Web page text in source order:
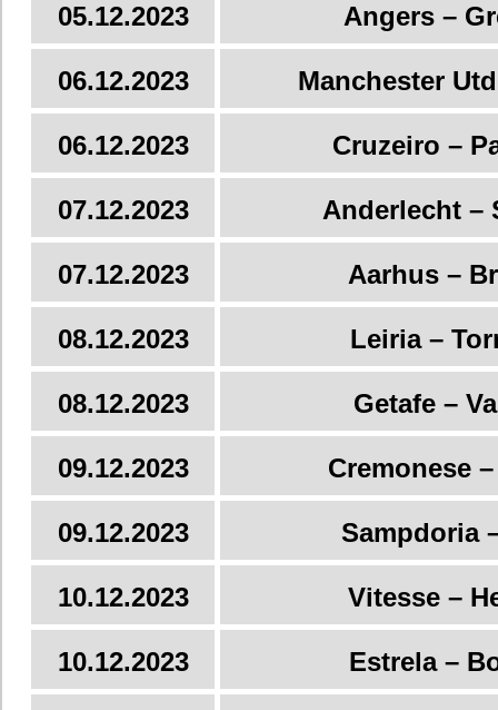
05.12.2023 Angers –
06.12.2023 Manchester
06.12.2023 Cruzeiro –
07.12.2023 Anderlecht –
07.12.2023 Aarhus –
08.12.2023 Leiria –
08.12.2023 Getafe –
09.12.2023 Cremonese
09.12.2023 Sampdoria
10.12.2023 Vitesse –
10.12.2023 Estrela –